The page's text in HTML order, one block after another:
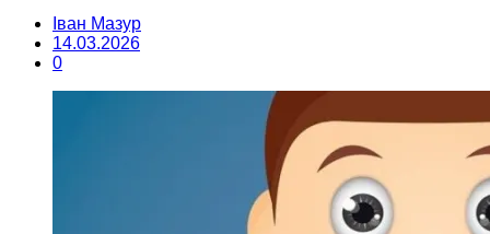
Іван Мазур
14.03.2026
0